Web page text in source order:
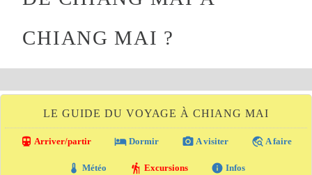
CHIANG MAI ?
LE GUIDE DU VOYAGE À CHIANG MAI
directions_transit Arriver/partir local_hotel Dormir photo_camera A visiter travel_explore A faire
thermostat Météo hiking Excursions info Infos